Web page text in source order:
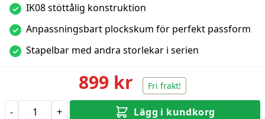
✓ IK08 stöttålig konstruktion
✓ Anpassningsbart plockskum för perfekt passform
✓ Stapelbar med andra storlekar i serien
899 kr Fri frakt!
- + Lägg i kundkorg